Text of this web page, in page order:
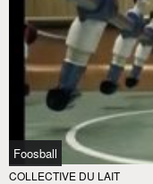
Foosball
COLLECTIVE DU LAIT